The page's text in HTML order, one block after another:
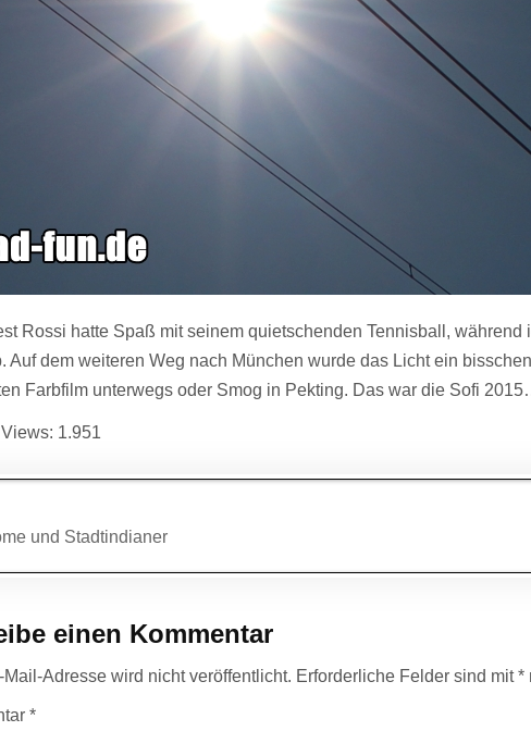
Rossi hatte Spaß mit seinem quietschenden Tennisball,
Auf dem weiteren Weg nach München wurde das Licht ein
Farbfilm unterwegs oder Smog in Pekting. Das war die Sofi
1.951
und Stadtindianer
einen Kommentar
Mail-Adresse wird nicht veröffentlicht. Erforderliche Felder sind mit*
*